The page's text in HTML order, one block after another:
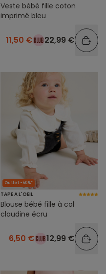
Veste bébé fille coton
imprimé bleu
11,50 € 22,99 €
Outlet -50%*
TAPE A L'OEIL
Blouse bébé fille à col
claudine écru
6,50 € 12,99 €